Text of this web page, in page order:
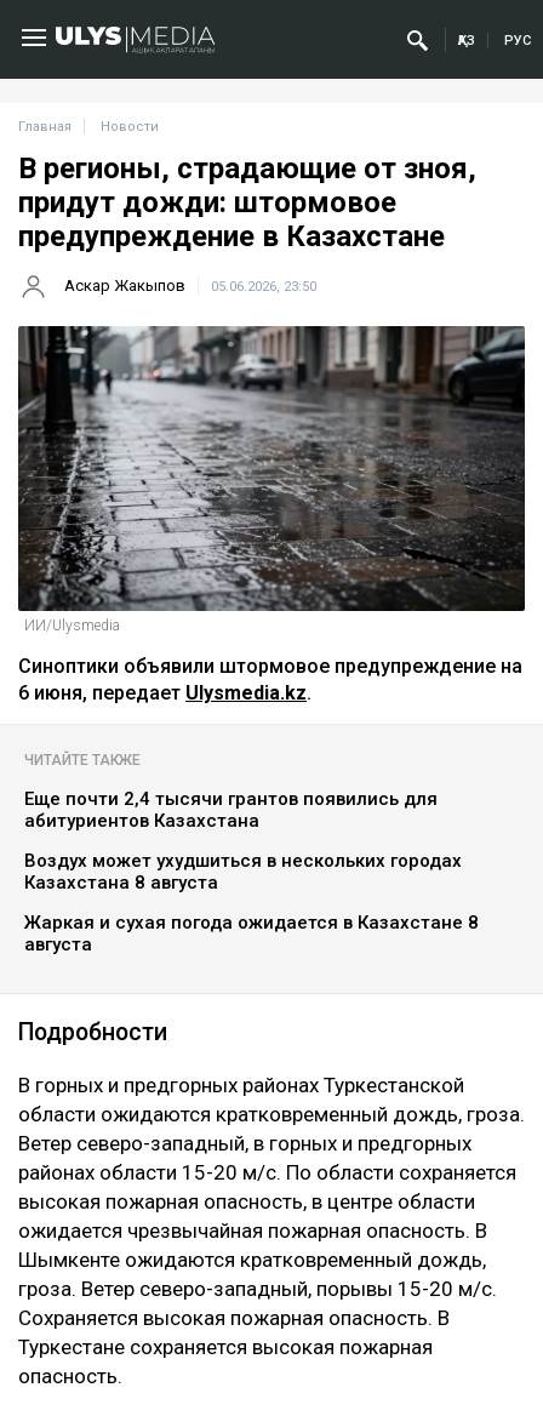
ҚАЗ РУС
Главная Новости
В регионы, страдающие от зноя,
придут дожди: штормовое
предупреждение в Казахстане
Аскар Жакыпов 05.06.2026, 23:50
ИИ/Ulysmedia
Синоптики объявили штормовое предупреждение на
6 июня, передает Ulysmedia.kz.
ЧИТАЙТЕ ТАКЖЕ
Еще почти 2,4 тысячи грантов появились для
абитуриентов Казахстана
Воздух может ухудшиться в нескольких городах
Казахстана 8 августа
Жаркая и сухая погода ожидается в Казахстане 8
августа
Подробности
В горных и предгорных районах Туркестанской
области ожидаются кратковременный дождь, гроза.
Ветер северо-западный, в горных и предгорных
районах области 15-20 м/с. По области сохраняется
высокая пожарная опасность, в центре области
ожидается чрезвычайная пожарная опасность. В
Шымкенте ожидаются кратковременный дождь,
гроза. Ветер северо-западный, порывы 15-20 м/с.
Сохраняется высокая пожарная опасность. В
Туркестане сохраняется высокая пожарная
опасность.